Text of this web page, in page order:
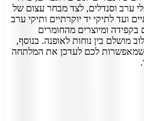
ערב וסנדלים, לצד מבחר עצום של
ועד לתיקי יד יוקרתיים ותיקי ערב
ומיוצרים מהחומרים
מושלם בין נוחות לאופנה. בנוסף,
לכם לעדכן את המלתחה